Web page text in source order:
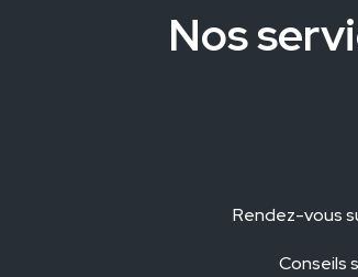
Nos
Rendez-vous
Conseils